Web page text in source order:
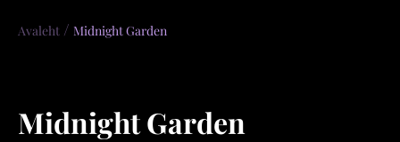
Avaleht / Midnight Garden
Midnight Garden